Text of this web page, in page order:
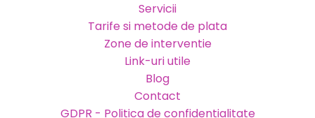
Servicii
Tarife si metode de plata
Zone de interventie
Link-uri utile
Blog
Contact
GDPR - Politica de confidentialitate